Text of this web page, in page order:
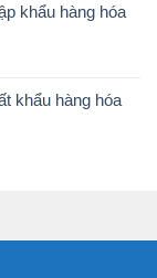
khẩu hàng hóa
khẩu hàng hóa